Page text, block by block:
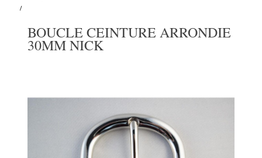
/
BOUCLE CEINTURE ARRONDIE
30MM NICK